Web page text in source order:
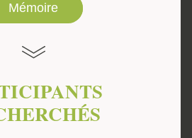
Mémoire